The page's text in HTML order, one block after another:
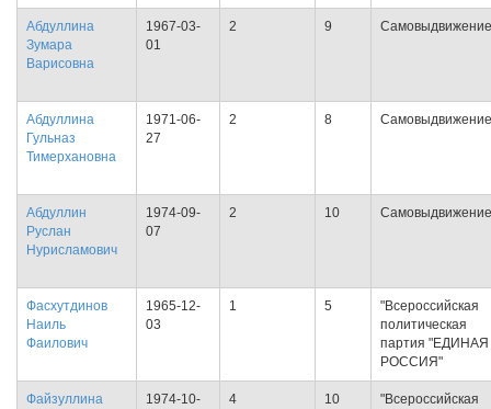
Абдуллина
Зумара
Варисовна
1967-03-
01
2 9 Самовыдвижение
Абдуллина
Гульназ
Тимерхановна
1971-06-
27
2 8 Самовыдвижение
Абдуллин
Руслан
Нурисламович
1974-09-
07
2 10 Самовыдвижение
Фасхутдинов
Наиль
Фаилович
1965-12-
03
1 5
"Всероссийская
политическая
партия "ЕДИНАЯ
РОССИЯ"
Файзуллина
1974-10-
4 10
"Всероссийская